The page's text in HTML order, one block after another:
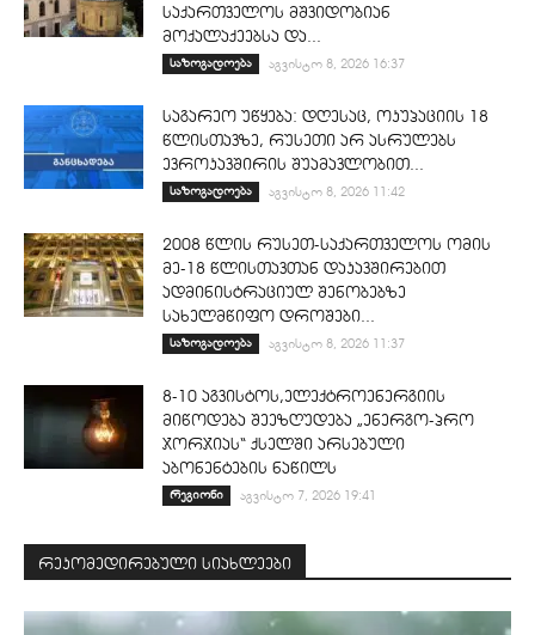
საქართველოს მშვიდობიან
მოქალაქეებსა და...
საზოგადოება აგვისტო 8, 2026 16:37
საგარეო უწყება: დღესაც, ოკუპაციის 18
წლისთავზე, რუსეთი არ ასრულებს
ევროკავშირის შუამავლობით...
საზოგადოება აგვისტო 8, 2026 11:42
2008 წლის რუსეთ-საქართველოს ომის
მე-18 წლისთავთან დაკავშირებით
ადმინისტრაციულ შენობებზე
სახელმწიფო დროშები...
საზოგადოება აგვისტო 8, 2026 11:37
8-10 აგვისტოს,ელექტროენერგიის
მიწოდება შეეზღუდება „ენერგო-პრო
ჯორჯიას“ ქსელში არსებული
აბონენტების ნაწილს
რეგიონი აგვისტო 7, 2026 19:41
რეკომედირებული სიახლეები